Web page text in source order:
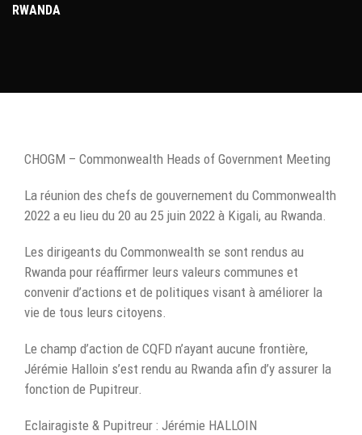
RWANDA
CHOGM – Commonwealth Heads of Government Meeting
La réunion des chefs de gouvernement du Commonwealth
2022 a eu lieu du 20 au 25 juin 2022 à Kigali, au Rwanda.
Les dirigeants du Commonwealth se sont rendus au
Rwanda pour réaffirmer leurs valeurs communes et
convenir d’actions et de politiques visant à améliorer la
vie de tous leurs citoyens.
Le champ d’action de CQFD n’ayant aucune frontière,
Jérémie Halloin s’est rendu au Rwanda afin d’y assurer la
fonction de Pupitreur.
Eclairagiste & Pupitreur : Jérémie HALLOIN